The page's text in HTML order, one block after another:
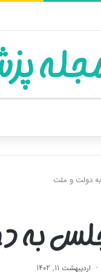
دولت و ملت
به
اردیبهشت 11, 1402